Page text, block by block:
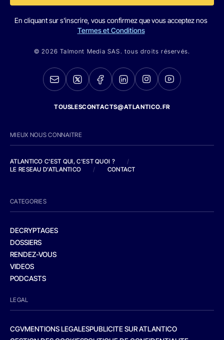
En cliquant sur s'inscrire, vous confirmez que vous acceptez nos
Termes et Conditions
© 2026 Talmont Media SAS. tous droits réservés.
TOUSLESCONTACTS@ATLANTICO.FR
MIEUX NOUS CONNAITRE
ATLANTICO C'EST QUI, C'EST QUOI ?
/
LE RESEAU D'ATLANTICO
/ CONTACT
CATEGORIES
DECRYPTAGES
DOSSIERS
RENDEZ-VOUS
VIDEOS
PODCASTS
LEGAL
CGVMENTIONS LEGALESPUBLICITE SUR ATLANTICO